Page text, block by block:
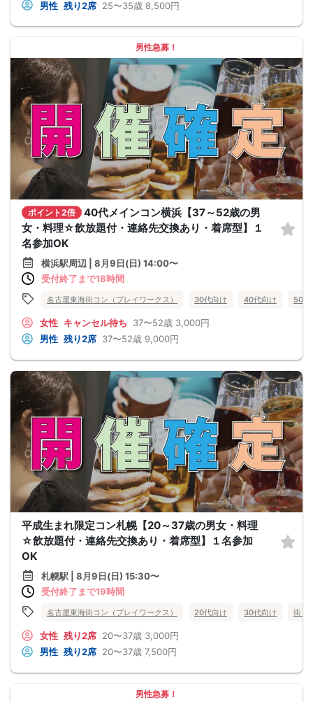
男性 残り2席 25〜35歳 8,500円
男性急募！
ポイント2倍
40代メインコン横浜【37～52歳の男
女・料理☆飲放題付・連絡先交換あり・着席型】１
名参加OK
横浜駅周辺 | 8月9日(日) 14:00〜
受付終了まで18時間
名古屋東海街コン（プレイワークス） 30代向け 40代向け 50代
女性 キャンセル待ち 37〜52歳 3,000円
男性 残り2席 37〜52歳 9,000円
平成生まれ限定コン札幌【20～37歳の男女・料理
☆飲放題付・連絡先交換あり・着席型】１名参加
OK
札幌駅 | 8月9日(日) 15:30〜
受付終了まで19時間
名古屋東海街コン（プレイワークス） 20代向け 30代向け 街コ
女性 残り2席 20〜37歳 3,000円
男性 残り2席 20〜37歳 7,500円
男性急募！